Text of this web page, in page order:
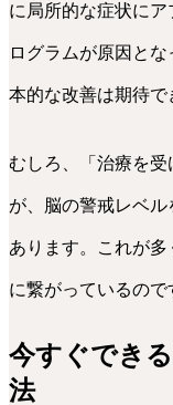
に局所的な症状に
ログラムが原因と
本的な改善は期待で
むしろ、「治療を
が、脳の警戒レベ
あります。これが
に繋がっているので
今すぐでき
法